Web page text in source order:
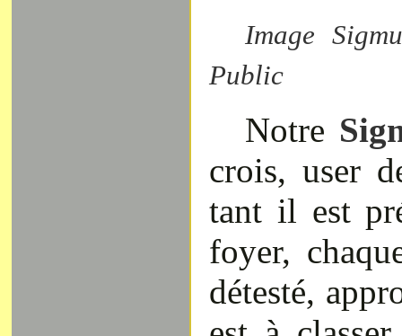
Image
Public
Notre
crois, user
tant il est
foyer,
détesté,